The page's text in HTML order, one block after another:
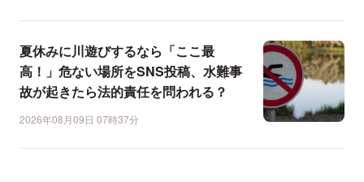
夏休みに川遊びするなら「ここ最
高！」危ない場所をSNS投稿、水難事
故が起きたら法的責任を問われる？
2026年08月09日 07時37分